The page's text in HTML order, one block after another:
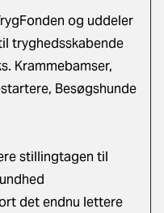
og uddeler
tryghedsskabende
Krammebamser,
Besøgshunde
stillingtagen til
det endnu lettere